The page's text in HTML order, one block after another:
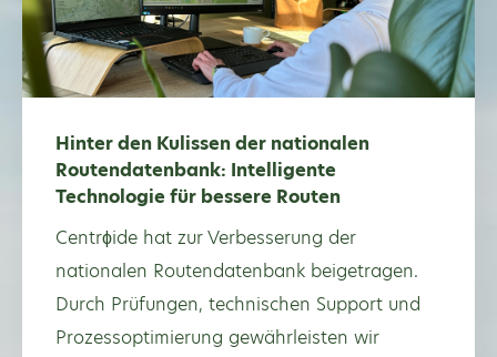
Hinter den Kulissen der nationalen
Routendatenbank: Intelligente
Technologie für bessere Routen
Centrϕide hat zur Verbesserung der
nationalen Routendatenbank beigetragen.
Durch Prüfungen, technischen Support und
Prozessoptimierung gewährleisten wir